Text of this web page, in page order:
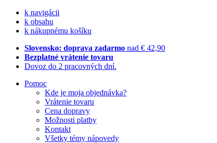
k navigácii
k obsahu
k nákupnému košíku
Slovensko: doprava zadarmo nad € 42,90
Bezplatné vrátenie tovaru
Dovoz do 2 pracovných dní.
Pomoc
Kde je moja objednávka?
Vrátenie tovaru
Cena dopravy
Možnosti platby
Kontakt
Všetky témy nápovedy